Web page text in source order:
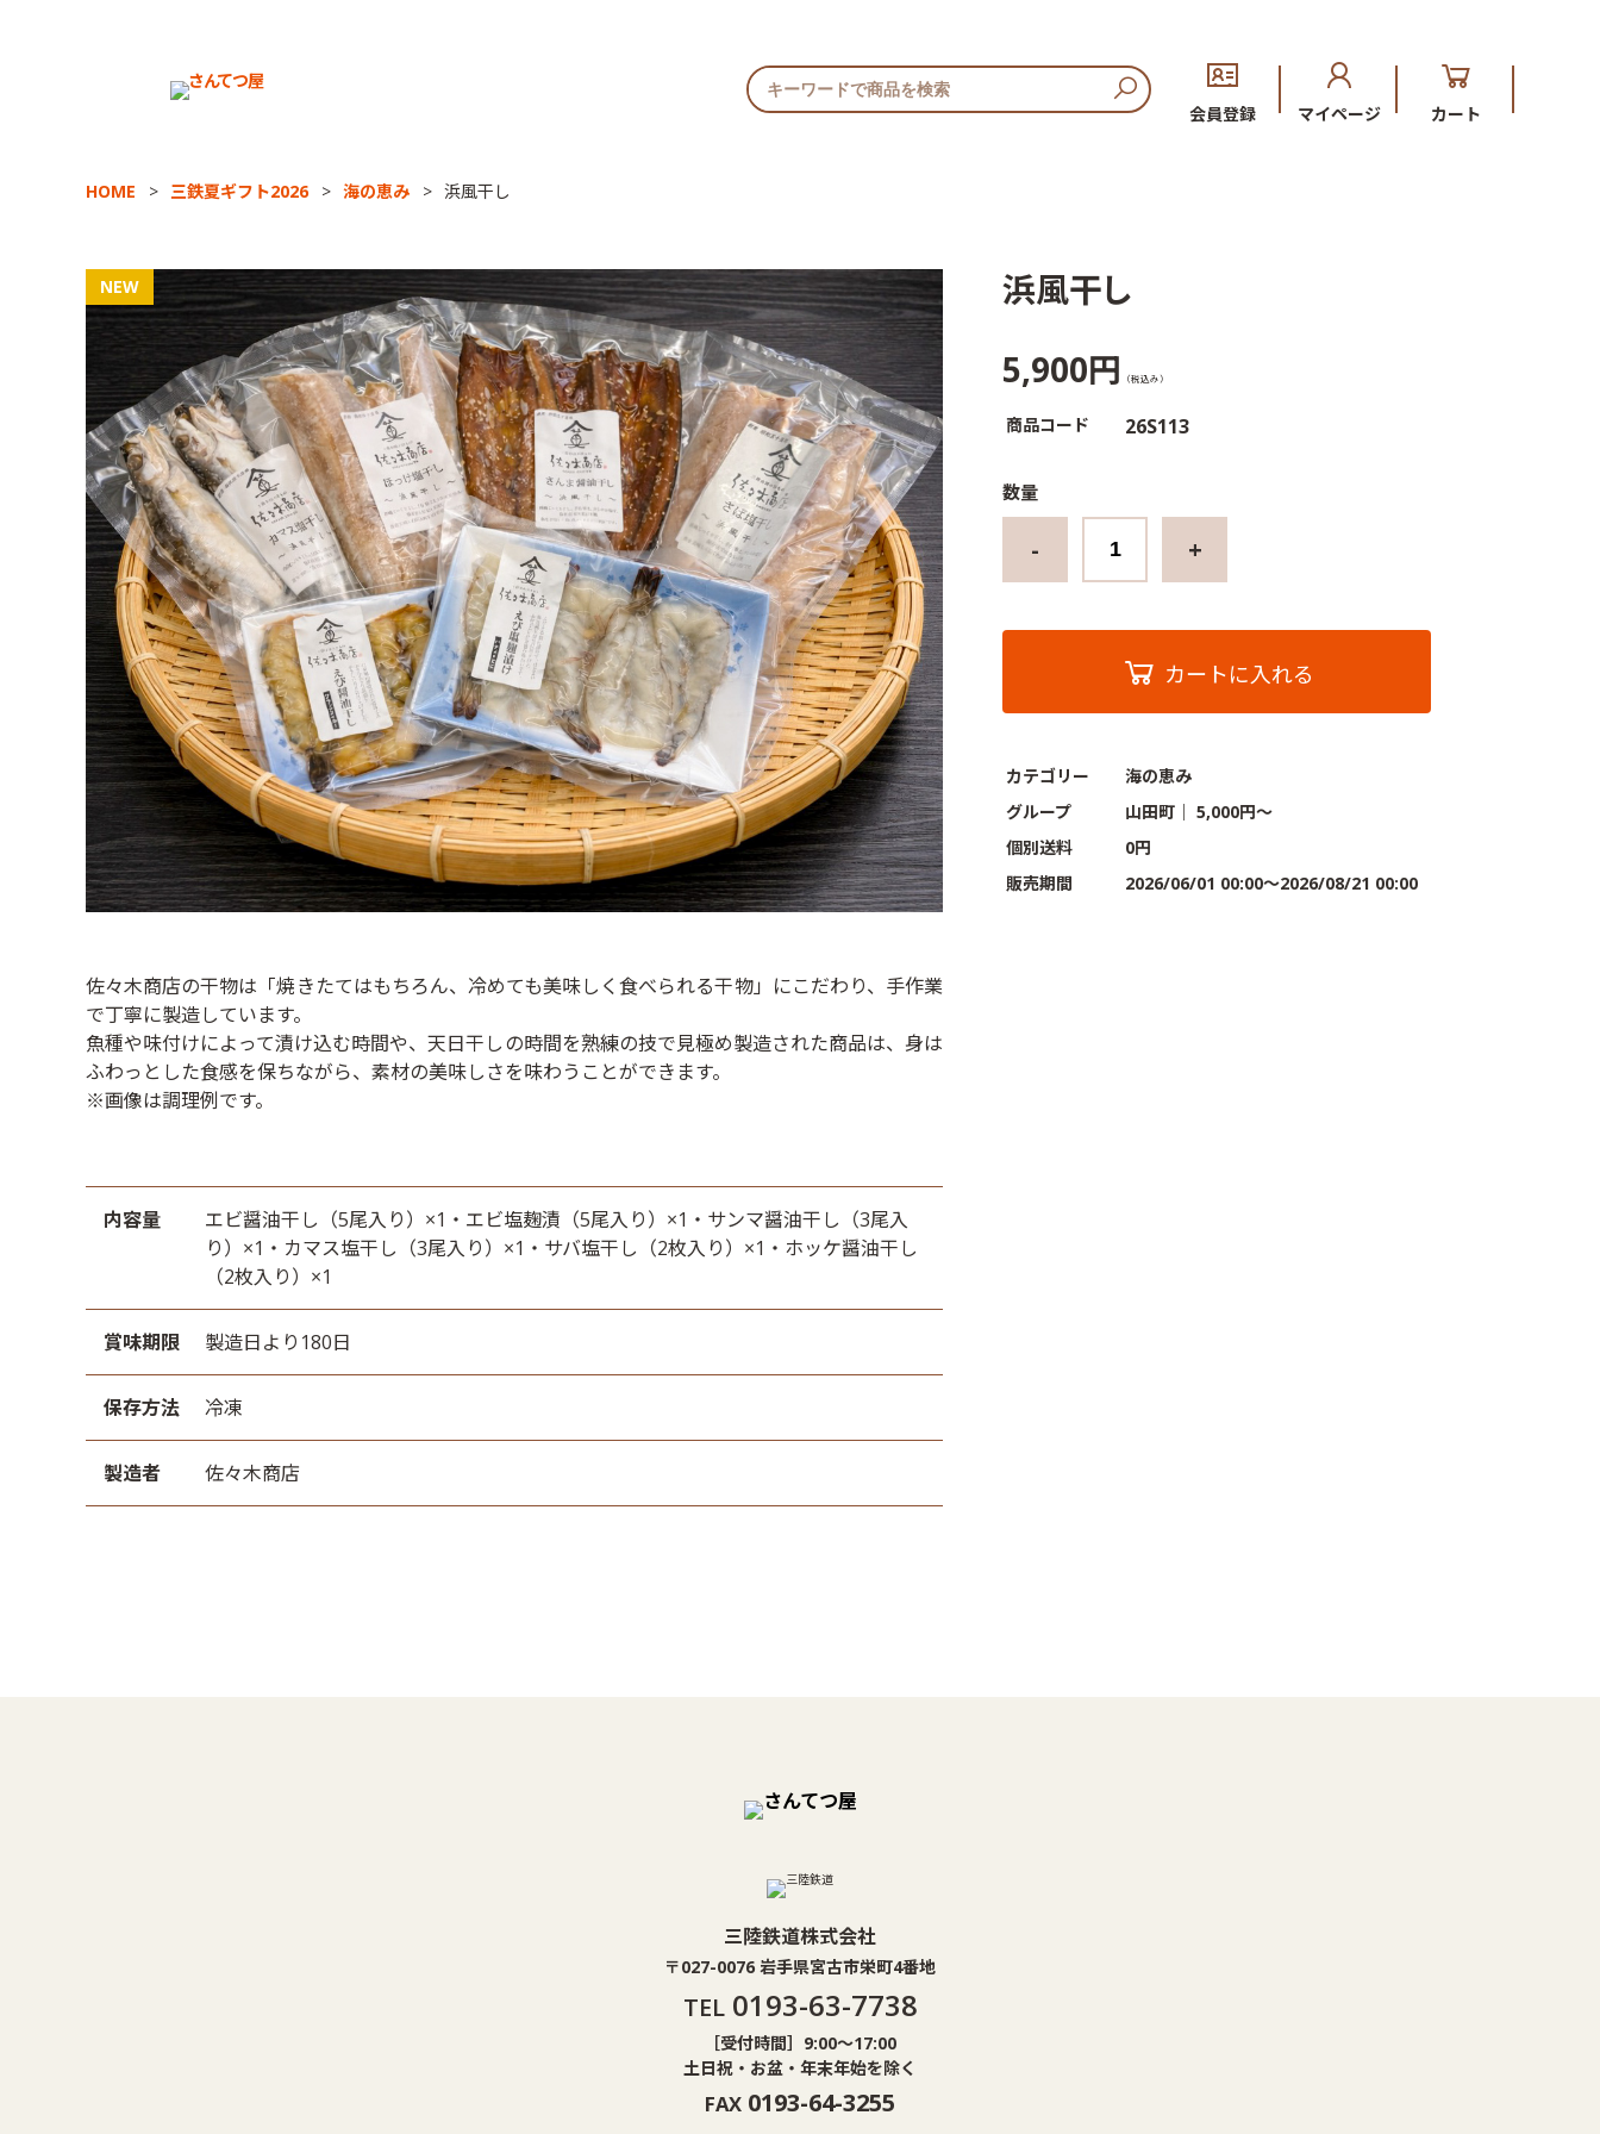
会員登録 マイページ カート
HOME 三鉄夏ギフト2026 海の恵み 浜風干し
浜風干し
5,900円
（税込み）
商品コード 26S113
数量
- +
カートに入れる
カテゴリー
海の恵み
グループ
山田町 ｜ 5,000円〜
個別送料
0円
販売期間
2026/06/01 00:00～2026/08/21 00:00
佐々木商店の干物は「焼きたてはもちろん、冷めても美味しく食べられる干物」にこだわり、手作業
で丁寧に製造しています。
魚種や味付けによって漬け込む時間や、天日干しの時間を熟練の技で見極め製造された商品は、身は
ふわっとした食感を保ちながら、素材の美味しさを味わうことができます。
※画像は調理例です。
内容量
エビ醤油干し（5尾入り）×1・エビ塩麹漬（5尾入り）×1・サンマ醤油干し（3尾入
り）×1・カマス塩干し（3尾入り）×1・サバ塩干し（2枚入り）×1・ホッケ醤油干し
（2枚入り）×1
賞味期限 製造日より180日
保存方法 冷凍
製造者 佐々木商店
三陸鉄道株式会社
〒027-0076 岩手県宮古市栄町4番地
TEL0193-63-7738
［受付時間］9:00〜17:00
土日祝・お盆・年末年始を除く
FAX 0193-64-3255